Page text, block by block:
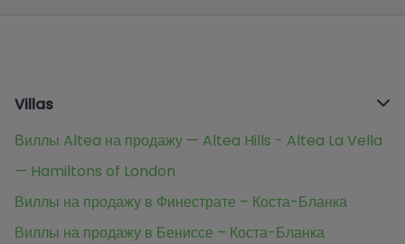
Villas
Виллы Altea на продажу — Altea Hills - Altea La Vella
— Hamiltons of London
Виллы на продажу в Финестрате – Коста-Бланка
Виллы на продажу в Бениссе – Коста-Бланка